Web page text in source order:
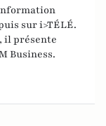
sur i>TÉLÉ.
il présente
Business.